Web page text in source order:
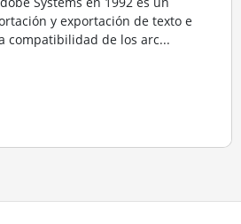
y exportación de texto e
compatibilidad de los arc...